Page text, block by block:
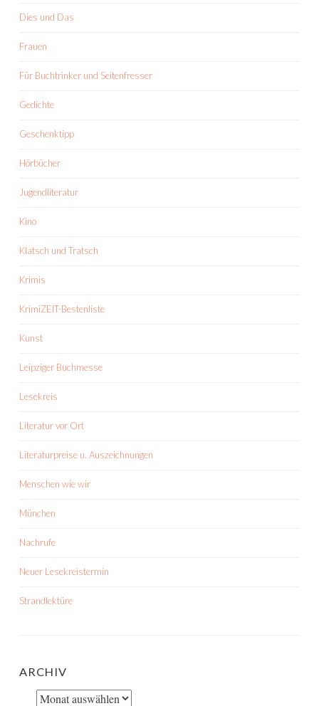
Dies und Das
Frauen
Für Buchtrinker und Seitenfresser
Gedichte
Geschenktipp
Hörbücher
Jugendliteratur
Kino
Klatsch und Tratsch
Krimis
KrimiZEIT-Bestenliste
Kunst
Leipziger Buchmesse
Lesekreis
Literatur vor Ort
Literaturpreise u. Auszeichnungen
Menschen wie wir
München
Nachrufe
Neuer Lesekreistermin
Strandlektüre
ARCHIV
Archiv